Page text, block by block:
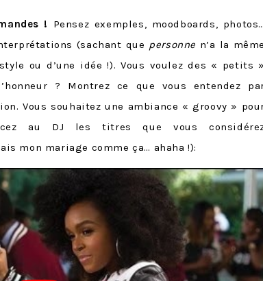
!
Pensez exemples, moodboards, photos…
(sachant que personne n’a la même
ou d’une idée !). Vous voulez des « petits »
? Montrez ce que vous entendez
Vous souhaitez une ambiance « groovy »
au DJ les titres que vous
mon mariage comme ça… ahaha !):